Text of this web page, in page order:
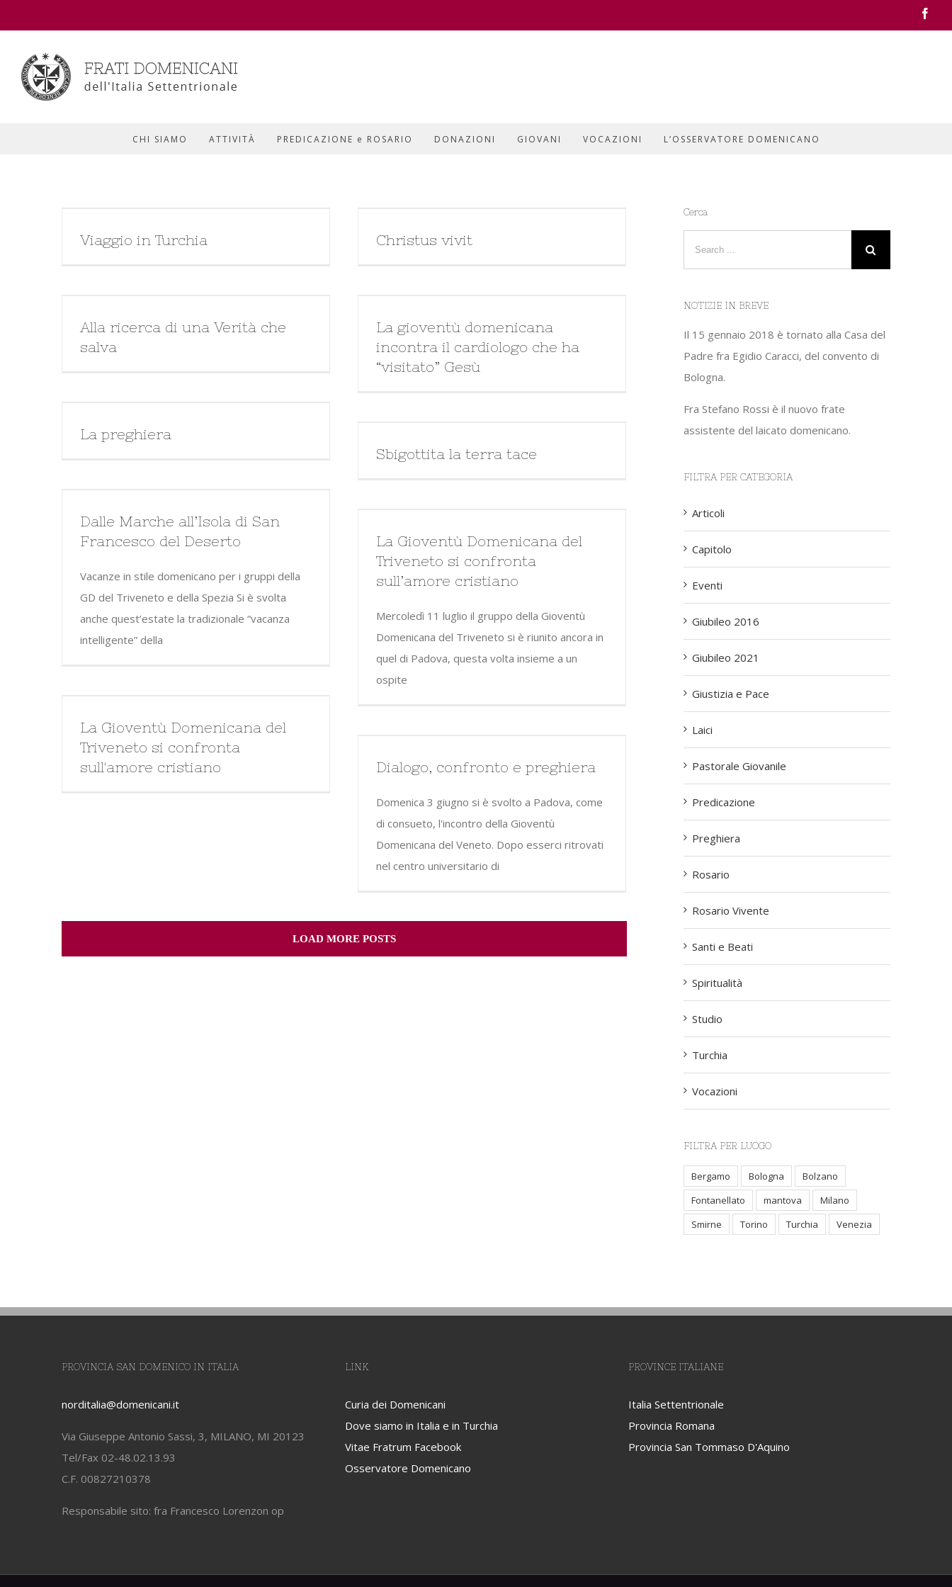
CHI SIAMO ATTIVITÀ PREDICAZIONE e ROSARIO DONAZIONI GIOVANI VOCAZIONI L’OSSERVATORE DOMENICANO
Viaggio in Turchia Christus vivit
Alla ricerca di una Verità che
salva
La gioventù domenicana
incontra il cardiologo che ha
“visitato” Gesù
La preghiera
Sbigottita la terra tace
Dalle Marche all’Isola di San
Francesco del Deserto
Vacanze in stile domenicano per i gruppi della
GD del Triveneto e della Spezia Si è svolta
anche quest’estate la tradizionale “vacanza
intelligente” della
La Gioventù Domenicana del
Triveneto si confronta
sull’amore cristiano
Mercoledì 11 luglio il gruppo della Gioventù
Domenicana del Triveneto si è riunito ancora in
quel di Padova, questa volta insieme a un
ospite
La Gioventù Domenicana del
Triveneto si confronta
sull'amore cristiano
Dialogo, confronto e preghiera
Domenica 3 giugno si è svolto a Padova, come
di consueto, l'incontro della Gioventù
Domenicana del Veneto. Dopo esserci ritrovati
nel centro universitario di
LOAD MORE POSTS
Cerca
NOTIZIE IN BREVE
Il 15 gennaio 2018 è tornato alla Casa del
Padre fra Egidio Caracci, del convento di
Bologna.
Fra Stefano Rossi è il nuovo frate
assistente del laicato domenicano.
FILTRA PER CATEGORIA
Articoli
Capitolo
Eventi
Giubileo 2016
Giubileo 2021
Giustizia e Pace
Laici
Pastorale Giovanile
Predicazione
Preghiera
Rosario
Rosario Vivente
Santi e Beati
Spiritualità
Studio
Turchia
Vocazioni
FILTRA PER LUOGO
Bergamo Bologna
Bolzano
Fontanellato
mantova
Milano
Smirne
Torino Turchia Venezia
PROVINCIA SAN DOMENICO IN ITALIA
norditalia@domenicani.it
Via Giuseppe Antonio Sassi, 3, MILANO, MI 20123
Tel/Fax 02-48.02.13.93
C.F. 00827210378
Responsabile sito: fra Francesco Lorenzon op
LINK
Curia dei Domenicani
Dove siamo in Italia e in Turchia
Vitae Fratrum Facebook
Osservatore Domenicano
PROVINCE ITALIANE
Italia Settentrionale
Provincia Romana
Provincia San Tommaso D'Aquino